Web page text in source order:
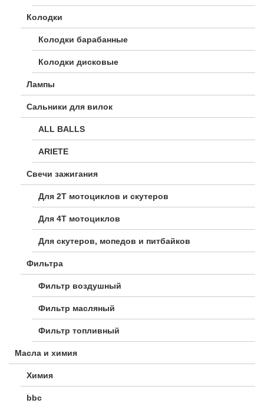
Колодки
Колодки барабанные
Колодки дисковые
Лампы
Сальники для вилок
ALL BALLS
ARIETE
Свечи зажигания
Для 2Т мотоциклов и скутеров
Для 4Т мотоциклов
Для скутеров, мопедов и питбайков
Фильтра
Фильтр воздушный
Фильтр масляный
Фильтр топливный
Масла и химия
Химия
bbc